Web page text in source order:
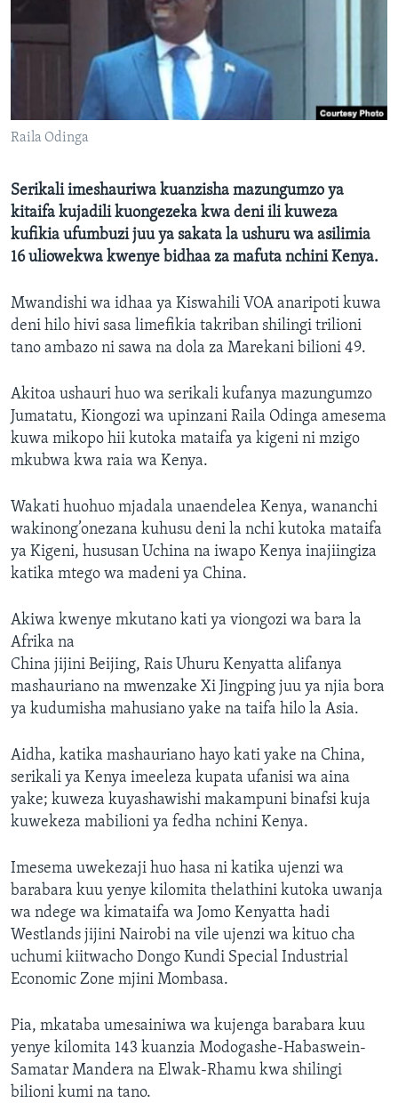
Raila Odinga
Serikali imeshauriwa kuanzisha mazungumzo ya
kitaifa kujadili kuongezeka kwa deni ili kuweza
kufikia ufumbuzi juu ya sakata la ushuru wa asilimia
16 uliowekwa kwenye bidhaa za mafuta nchini Kenya.
Mwandishi wa idhaa ya Kiswahili VOA anaripoti kuwa
deni hilo hivi sasa limefikia takriban shilingi trilioni
tano ambazo ni sawa na dola za Marekani bilioni 49.
Akitoa ushauri huo wa serikali kufanya mazungumzo
Jumatatu, Kiongozi wa upinzani Raila Odinga amesema
kuwa mikopo hii kutoka mataifa ya kigeni ni mzigo
mkubwa kwa raia wa Kenya.
Wakati huohuo mjadala unaendelea Kenya, wananchi
wakinong’onezana kuhusu deni la nchi kutoka mataifa
ya Kigeni, hususan Uchina na iwapo Kenya inajiingiza
katika mtego wa madeni ya China.
Akiwa kwenye mkutano kati ya viongozi wa bara la
Afrika na
China jijini Beijing, Rais Uhuru Kenyatta alifanya
mashauriano na mwenzake Xi Jingping juu ya njia bora
ya kudumisha mahusiano yake na taifa hilo la Asia.
Aidha, katika mashauriano hayo kati yake na China,
serikali ya Kenya imeeleza kupata ufanisi wa aina
yake; kuweza kuyashawishi makampuni binafsi kuja
kuwekeza mabilioni ya fedha nchini Kenya.
Imesema uwekezaji huo hasa ni katika ujenzi wa
barabara kuu yenye kilomita thelathini kutoka uwanja
wa ndege wa kimataifa wa Jomo Kenyatta hadi
Westlands jijini Nairobi na vile ujenzi wa kituo cha
uchumi kiitwacho Dongo Kundi Special Industrial
Economic Zone mjini Mombasa.
Pia, mkataba umesainiwa wa kujenga barabara kuu
yenye kilomita 143 kuanzia Modogashe-Habaswein-
Samatar Mandera na Elwak-Rhamu kwa shilingi
bilioni kumi na tano.